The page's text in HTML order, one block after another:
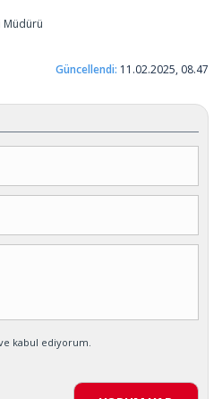
Müdürü
Güncellendi: 11.02.2025, 08.47
kabul ediyorum.